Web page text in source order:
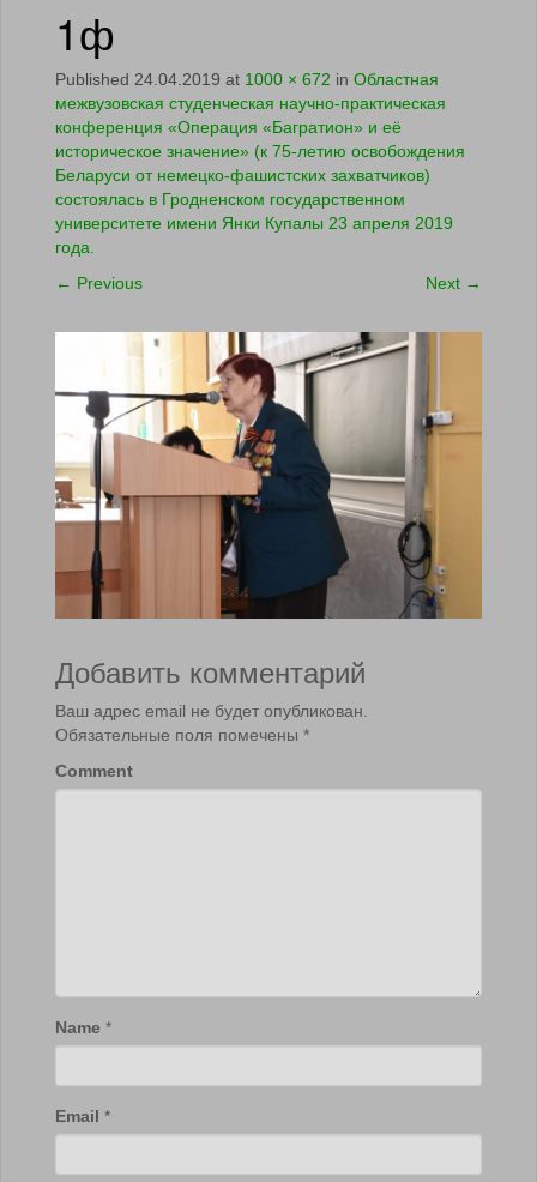
1ф
Published 24.04.2019 at 1000 × 672 in Областная
межвузовская студенческая научно-практическая
конференция «Операция «Багратион» и её
историческое значение» (к 75-летию освобождения
Беларуси от немецко-фашистских захватчиков)
состоялась в Гродненском государственном
университете имени Янки Купалы 23 апреля 2019
года.
← Previous Next →
Добавить комментарий
Ваш адрес email не будет опубликован.
Обязательные поля помечены *
Comment
Name *
Email *